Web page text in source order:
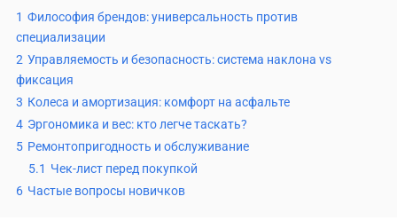
1 Философия брендов: универсальность против
специализации
2 Управляемость и безопасность: система наклона vs
фиксация
3 Колеса и амортизация: комфорт на асфальте
4 Эргономика и вес: кто легче таскать?
5 Ремонтопригодность и обслуживание
5.1 Чек-лист перед покупкой
6 Частые вопросы новичков